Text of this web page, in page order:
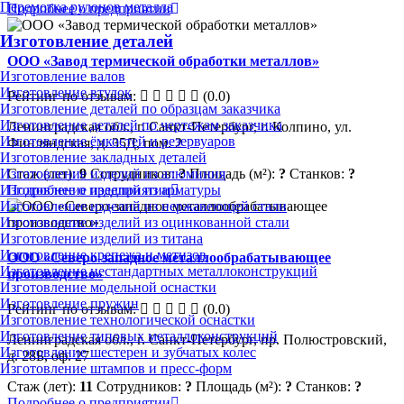
Перемотка рулонов металла
Изготовление деталей
Изготовление валов
Изготовление втулок
Изготовление деталей по образцам заказчика
Изготовление деталей по чертежам заказчика
Изготовление ёмкостей и резервуаров
Изготовление закладных деталей
Изготовление изделий из алюминия
Изготовление изделий из арматуры
Изготовление изделий из нержавеющей стали
Изготовление изделий из оцинкованной стали
Изготовление изделий из титана
Изготовление крепежа и метизов
Изготовление нестандартных металлоконструкций
Изготовление модельной оснастки
Изготовление пружин
Изготовление технологической оснастки
Изготовление типовых металлоконструкций
Изготовление шестерен и зубчатых колес
Изготовление штампов и пресс-форм
Подробнее о предприятии
ООО «Завод термической обработки металлов»
Рейтинг по отзывам:
(0.0)
Ленинградская обл., г. Санкт-Петербург, г. Колпино, ул.
Финляндская, д. 35Д, пом. 2
Стаж (лет):9 Сотрудников:? Площадь (м²): ? Станков: ?
Подробнее о предприятии
ООО «Северо-западное металлообрабатывающее
производство»
Рейтинг по отзывам:
(0.0)
Ленинградская обл., г. Санкт-Петербург, пр. Полюстровский,
д. 28Б, оф. 27
Стаж (лет): 11 Сотрудников: ? Площадь (м²): ? Станков: ?